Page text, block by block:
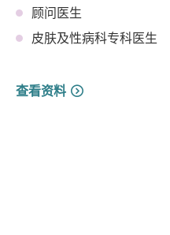
顾问医生
皮肤及性病科专科医生
查看资料